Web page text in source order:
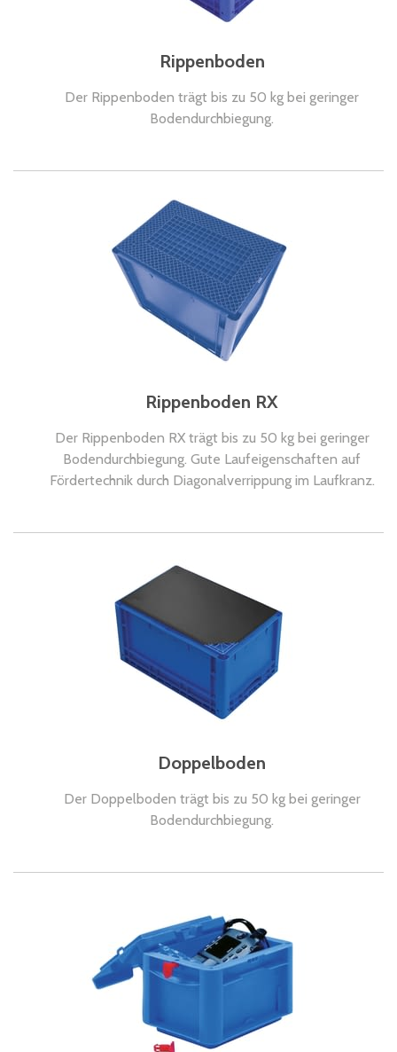
Rippenboden
Der Rippenboden trägt bis zu 50 kg bei geringer
Bodendurchbiegung.
Rippenboden RX
Der Rippenboden RX trägt bis zu 50 kg bei geringer
Bodendurchbiegung. Gute Laufeigenschaften auf
Fördertechnik durch Diagonalverrippung im Laufkranz.
Doppelboden
Der Doppelboden trägt bis zu 50 kg bei geringer
Bodendurchbiegung.